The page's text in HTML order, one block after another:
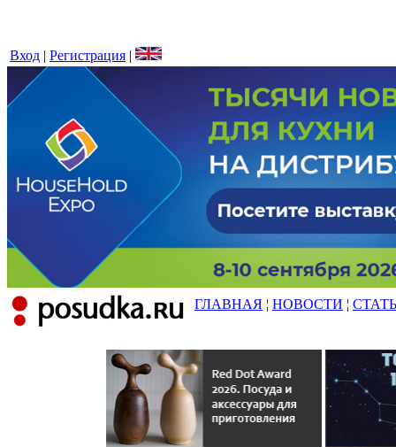
Вход | Регистрация |
ГЛАВНАЯ ¦ НОВОСТИ ¦